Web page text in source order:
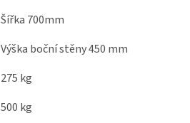
Šířka 700mm
Výška boční stěny 450 mm
275 kg
500 kg